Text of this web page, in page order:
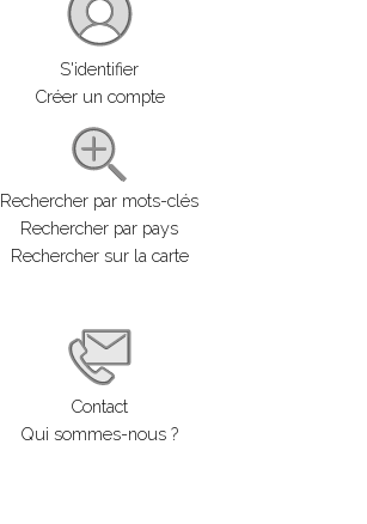
S'identifier
Créer un compte
Rechercher par mots-clés
Rechercher par pays
Rechercher sur la carte
Contact
Qui sommes-nous ?